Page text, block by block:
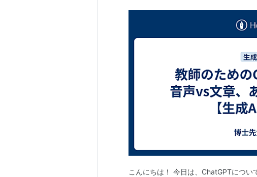
こんにちは！ 今日は、ChatGPTについ